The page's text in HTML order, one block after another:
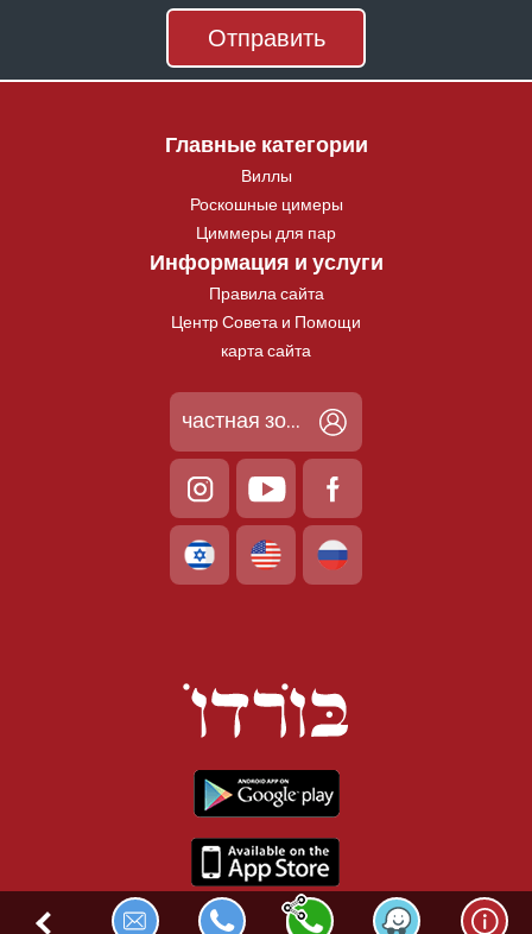
Главные категории
Виллы
Роскошные цимеры
Циммеры для пар
Информация и услуги
Правила сайта
Центр Совета и Помощи
карта сайта
частная зона